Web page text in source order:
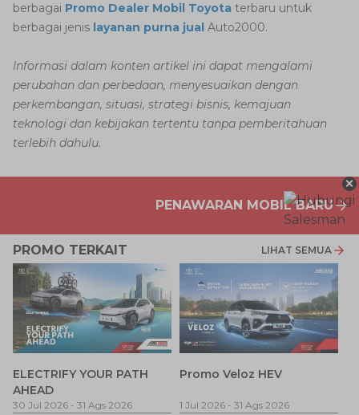
berbagai Promo Dealer Mobil Toyota terbaru untuk
berbagai jenis layanan purna jual Auto2000.
Informasi dalam konten artikel ini dapat mengalami
perubahan dan perbedaan, menyesuaikan dengan
perkembangan, situasi, strategi bisnis, kemajuan
teknologi dan kebijakan tertentu tanpa pemberitahuan
terlebih dahulu.
PENAWARAN MOBIL BARU
PROMO TERKAIT LIHAT SEMUA
ELECTRIFY YOUR PATH
AHEAD
30 Jul 2026 - 31 Ags 2026
Promo Veloz HEV
1 Jul 2026 - 31 Ags 2026
×